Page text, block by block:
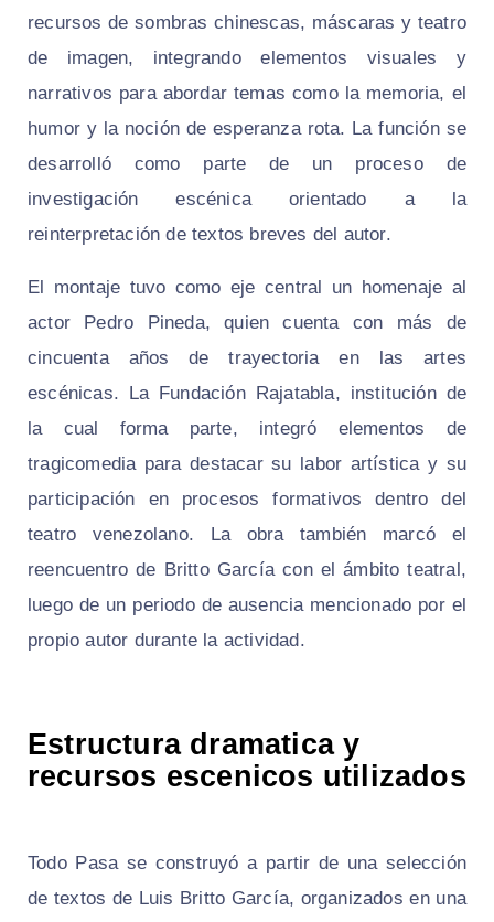
recursos de sombras chinescas, máscaras y teatro
de imagen, integrando elementos visuales y
narrativos para abordar temas como la memoria, el
humor y la noción de esperanza rota. La función se
desarrolló como parte de un proceso de
investigación escénica orientado a la
reinterpretación de textos breves del autor.
El montaje tuvo como eje central un homenaje al
actor Pedro Pineda, quien cuenta con más de
cincuenta años de trayectoria en las artes
escénicas. La Fundación Rajatabla, institución de
la cual forma parte, integró elementos de
tragicomedia para destacar su labor artística y su
participación en procesos formativos dentro del
teatro venezolano. La obra también marcó el
reencuentro de Britto García con el ámbito teatral,
luego de un periodo de ausencia mencionado por el
propio autor durante la actividad.
Estructura dramatica y
recursos escenicos utilizados
Todo Pasa se construyó a partir de una selección
de textos de Luis Britto García, organizados en una